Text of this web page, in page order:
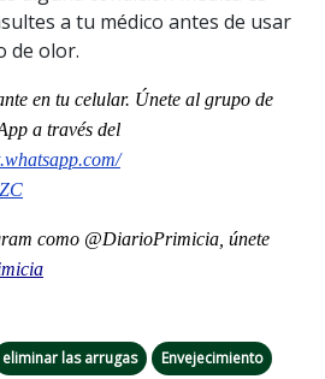
a tu médico antes de usar
de olor.
en tu celular. Únete al grupo de
a través del
como @DiarioPrimicia, únete
eliminar las arrugas
Envejecimiento